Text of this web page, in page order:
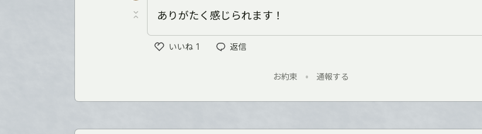
ありがたく感じられます！
いいね 1
返信
お約束 • 通報する